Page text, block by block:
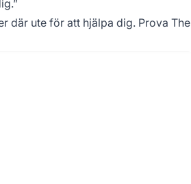
där ute för att hjälpa dig. Prova The